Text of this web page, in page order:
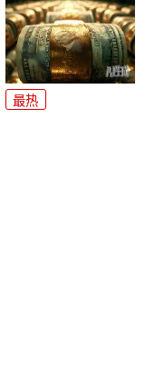
最热